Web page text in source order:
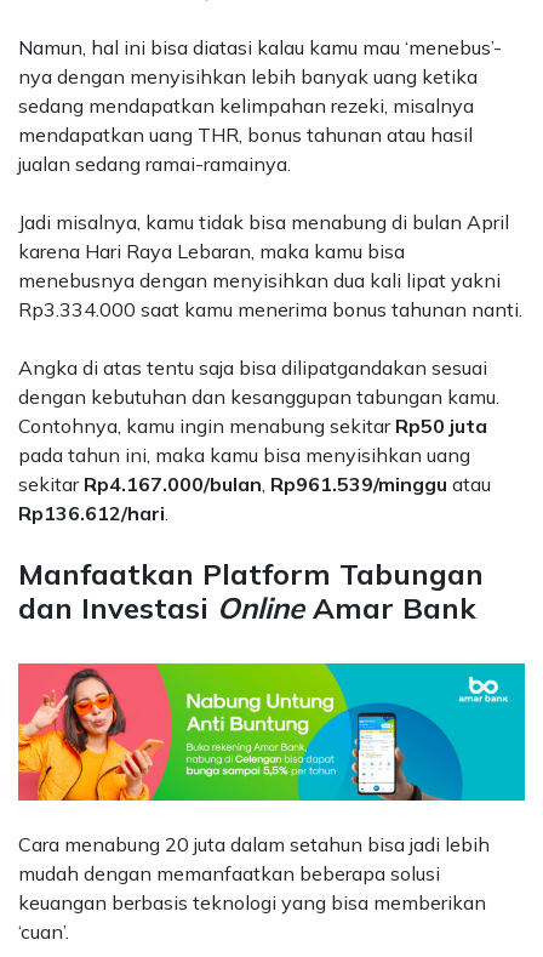
Namun, hal ini bisa diatasi kalau kamu mau ‘menebus’-
nya dengan menyisihkan lebih banyak uang ketika
sedang mendapatkan kelimpahan rezeki, misalnya
mendapatkan uang THR, bonus tahunan atau hasil
jualan sedang ramai-ramainya.
Jadi misalnya, kamu tidak bisa menabung di bulan April
karena Hari Raya Lebaran, maka kamu bisa
menebusnya dengan menyisihkan dua kali lipat yakni
Rp3.334.000 saat kamu menerima bonus tahunan nanti.
Angka di atas tentu saja bisa dilipatgandakan sesuai
dengan kebutuhan dan kesanggupan tabungan kamu.
Contohnya, kamu ingin menabung sekitar Rp50 juta
pada tahun ini, maka kamu bisa menyisihkan uang
sekitar Rp4.167.000/bulan Rp961.539/minggu atau
Rp136.612/hari
Manfaatkan Platform Tabungan
dan Investasi OnlineAmar Bank
Cara menabung 20 juta dalam setahun bisa jadi lebih
mudah dengan memanfaatkan beberapa solusi
keuangan berbasis teknologi yang bisa memberikan
‘cuan’.